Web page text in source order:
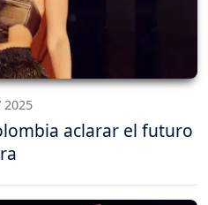
2025
aclarar el futuro